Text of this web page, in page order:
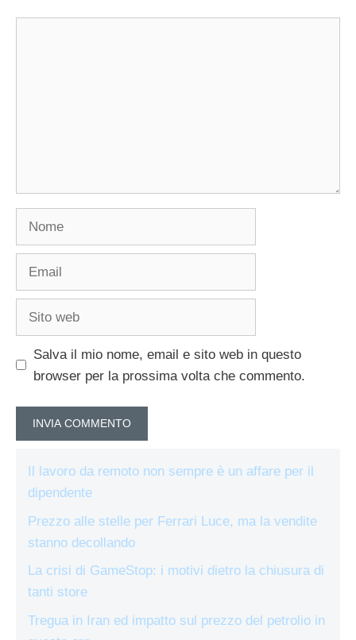
Salva il mio nome, email e sito web in questo
browser per la prossima volta che commento.
Il lavoro da remoto non sempre è un affare per il
dipendente
Prezzo alle stelle per Ferrari Luce, ma la vendite
stanno decollando
La crisi di GameStop: i motivi dietro la chiusura di
tanti store
Tregua in Iran ed impatto sul prezzo del petrolio in